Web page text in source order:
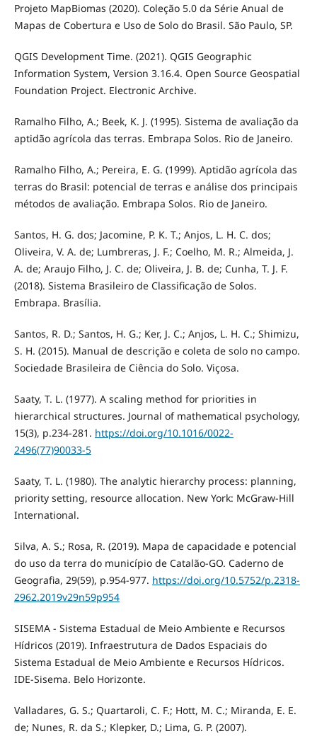
Projeto MapBiomas (2020). Coleção 5.0 da Série Anual de
Mapas de Cobertura e Uso de Solo do Brasil. São Paulo, SP.
QGIS Development Time. (2021). QGIS Geographic
Information System, Version 3.16.4. Open Source Geospatial
Foundation Project. Electronic Archive.
Ramalho Filho, A.; Beek, K. J. (1995). Sistema de avaliação da
aptidão agrícola das terras. Embrapa Solos. Rio de Janeiro.
Ramalho Filho, A.; Pereira, E. G. (1999). Aptidão agrícola das
terras do Brasil: potencial de terras e análise dos principais
métodos de avaliação. Embrapa Solos. Rio de Janeiro.
Santos, H. G. dos; Jacomine, P. K. T.; Anjos, L. H. C. dos;
Oliveira, V. A. de; Lumbreras, J. F.; Coelho, M. R.; Almeida, J.
A. de; Araujo Filho, J. C. de; Oliveira, J. B. de; Cunha, T. J. F.
(2018). Sistema Brasileiro de Classificação de Solos.
Embrapa. Brasília.
Santos, R. D.; Santos, H. G.; Ker, J. C.; Anjos, L. H. C.; Shimizu,
S. H. (2015). Manual de descrição e coleta de solo no campo.
Sociedade Brasileira de Ciência do Solo. Viçosa.
Saaty, T. L. (1977). A scaling method for priorities in
hierarchical structures. Journal of mathematical psychology,
15(3), p.234-281. https://doi.org/10.1016/0022-
2496(77)90033-5
Saaty, T. L. (1980). The analytic hierarchy process: planning,
priority setting, resource allocation. New York: McGraw-Hill
International.
Silva, A. S.; Rosa, R. (2019). Mapa de capacidade e potencial
do uso da terra do município de Catalão-GO. Caderno de
Geografia, 29(59), p.954-977. https://doi.org/10.5752/p.2318-
2962.2019v29n59p954
SISEMA - Sistema Estadual de Meio Ambiente e Recursos
Hídricos (2019). Infraestrutura de Dados Espaciais do
Sistema Estadual de Meio Ambiente e Recursos Hídricos.
IDE-Sisema. Belo Horizonte.
Valladares, G. S.; Quartaroli, C. F.; Hott, M. C.; Miranda, E. E.
de; Nunes, R. da S.; Klepker, D.; Lima, G. P. (2007).